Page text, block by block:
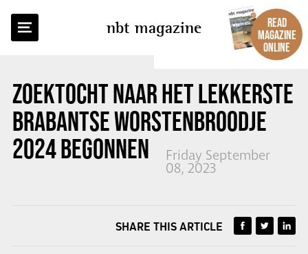
nbt magazine
READ
MAGAZINE
ONLINE
ZOEKTOCHT NAAR HET LEKKERSTE
BRABANTSE WORSTENBROODJE
2024 BEGONNEN
Friday September
08, 2023
BACK TO OVERVIEW
SHARE THIS ARTICLE